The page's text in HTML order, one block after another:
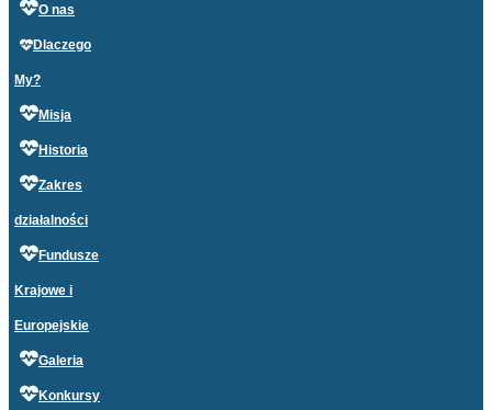
O nas
Dlaczego
My?
Misja
Historia
Zakres
działalności
Fundusze
Krajowe i
Europejskie
Galeria
Konkursy